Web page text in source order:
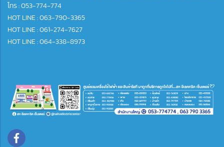
โทร :053-774-774
HOT LINE : 063-790-3365
HOT LINE : 061-274-7627
HOT LINE : 064-338-8973